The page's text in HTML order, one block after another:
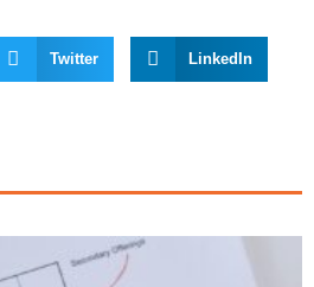
Twitter LinkedIn